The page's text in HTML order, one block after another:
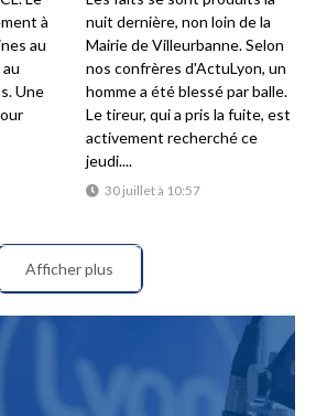
à
au
Une
30 juillet à 10:57
nuit dernière, non loin de la
Mairie de Villeurbanne. Selon
nos confrères d'ActuLyon, un
homme a été blessé par balle.
Le tireur, qui a pris la fuite, est
activement recherché ce
jeudi....
Afficher plus